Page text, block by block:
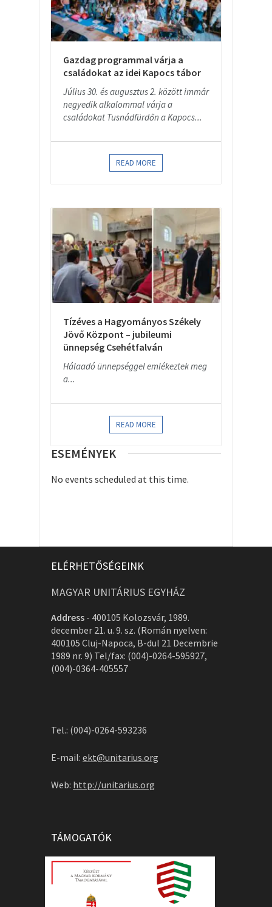
Gazdag programmal várja a
családokat az idei Kapocs tábor
Július 30. és augusztus 2. között immár
negyedik alkalommal várja a
családokat Tusnádfürdőn a Kapocs...
READ MORE
Tízéves a Hagyományos Székely
Jövő Központ – jubileumi
ünnepség Csehétfalván
Hálaadó ünnepséggel emlékeztek meg
a...
READ MORE
ESEMÉNYEK
No events scheduled at this time.
ELÉRHETŐSÉGEINK
MAGYAR UNITÁRIUS EGYHÁZ
Address - 400105 Kolozsvár, 1989.
december 21. u. 9. sz. (Román nyelven:
400105 Cluj-Napoca, B-dul 21 Decembrie
1989 nr. 9) Tel/fax: (004)-0264-595927,
(004)-0364-405557
Tel.: (004)-0264-593236
E-mail: ekt@unitarius.org
Web: http://unitarius.org
TÁMOGATÓK